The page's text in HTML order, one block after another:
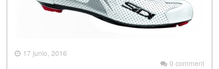
17 junio, 2016
0 comment